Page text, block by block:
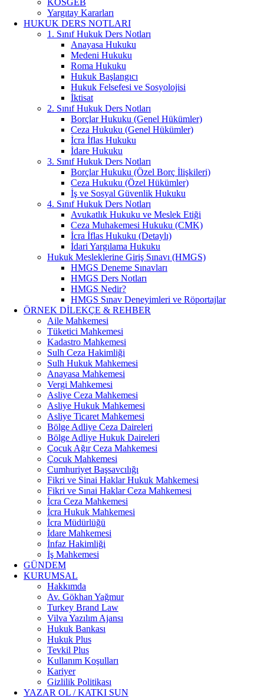
KOSGEB
Yargıtay Kararları
HUKUK DERS NOTLARI
1. Sınıf Hukuk Ders Notları
Anayasa Hukuku
Medeni Hukuku
Roma Hukuku
Hukuk Başlangıcı
Hukuk Felsefesi ve Sosyolojisi
İktisat
2. Sınıf Hukuk Ders Notları
Borçlar Hukuku (Genel Hükümler)
Ceza Hukuku (Genel Hükümler)
İcra İflas Hukuku
İdare Hukuku
3. Sınıf Hukuk Ders Notları
Borçlar Hukuku (Özel Borç İlişkileri)
Ceza Hukuku (Özel Hükümler)
İş ve Sosyal Güvenlik Hukuku
4. Sınıf Hukuk Ders Notları
Avukatlık Hukuku ve Meslek Etiği
Ceza Muhakemesi Hukuku (CMK)
İcra İflas Hukuku (Detaylı)
İdari Yargılama Hukuku
Hukuk Mesleklerine Giriş Sınavı (HMGS)
HMGS Deneme Sınavları
HMGS Ders Notları
HMGS Nedir?
HMGS Sınav Deneyimleri ve Röportajlar
ÖRNEK DILEKÇE & REHBER
Aile Mahkemesi
Tüketici Mahkemesi
Kadastro Mahkemesi
Sulh Ceza Hakimliği
Sulh Hukuk Mahkemesi
Anayasa Mahkemesi
Vergi Mahkemesi
Asliye Ceza Mahkemesi
Asliye Hukuk Mahkemesi
Asliye Ticaret Mahkemesi
Bölge Adliye Ceza Daireleri
Bölge Adliye Hukuk Daireleri
Çocuk Ağır Ceza Mahkemesi
Çocuk Mahkemesi
Cumhuriyet Başsavcılığı
Fikri ve Sinai Haklar Hukuk Mahkemesi
Fikri ve Sınai Haklar Ceza Mahkemesi
İcra Ceza Mahkemesi
İcra Hukuk Mahkemesi
İcra Müdürlüğü
İdare Mahkemesi
İnfaz Hakimliği
İş Mahkemesi
GÜNDEM
KURUMSAL
Hakkımda
Av. Gökhan Yağmur
Turkey Brand Law
Vilva Yazılım Ajansı
Hukuk Bankası
Hukuk Plus
Tevkil Plus
Kullanım Koşulları
Kariyer
Gizlilik Politikası
YAZAR OL / KATKI SUN